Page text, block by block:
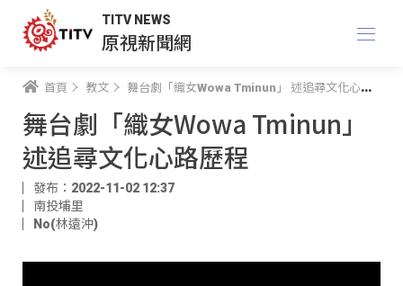
TITV NEWS
原視新聞網
首頁 教文 舞台劇「織女Wowa Tminun」 述追尋文化心路歷程
舞台劇「織女Wowa Tminun」
述追尋文化心路歷程
發布：2022-11-02 12:37
南投埔里
No(林遠沖)